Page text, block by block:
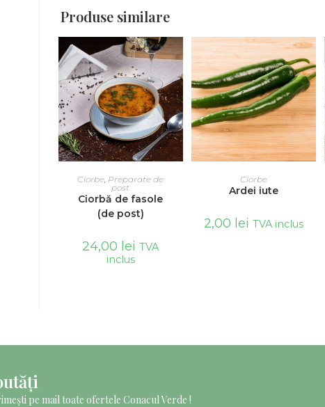
Produse similare
ADAUGĂ ÎN COȘ
Ciorbe, Preparate de
post
Ciorbă de fasole
(de post)
24,00 lei TVA
inclus
ADAUGĂ ÎN COȘ
Ciorbe
Ardei iute
2,00 lei TVA inclus
pe mail toate ofertele Conacul Verde !